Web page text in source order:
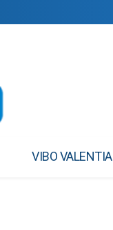
VIBO VALENTIA